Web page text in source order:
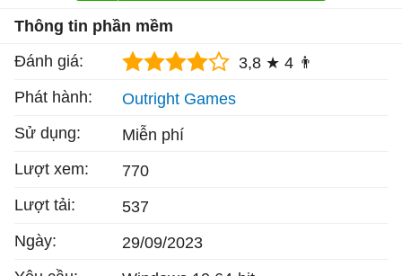
Thông tin phần mềm
Đánh giá:
3,8 ★ 4 👨
Phát hành:
Outright Games
Sử dụng:
Miễn phí
Lượt xem:
770
Lượt tải:
537
Ngày:
29/09/2023